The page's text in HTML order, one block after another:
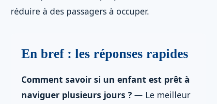
réduire à des passagers à occuper.
En bref : les réponses rapides
Comment savoir si un enfant est prêt à
naviguer plusieurs jours ? — Le meilleur